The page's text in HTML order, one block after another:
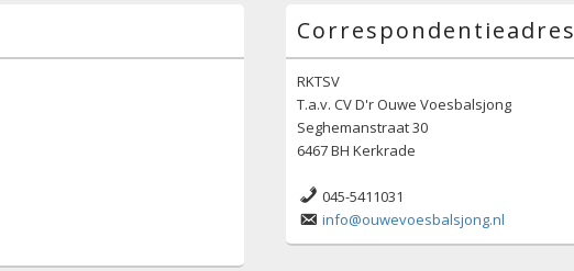
Correspondentieadres
RKTSV
T.a.v. CV D'r Ouwe Voesbalsjong
Seghemanstraat 30
6467 BH Kerkrade
045-5411031
info@ouwevoesbalsjong.nl